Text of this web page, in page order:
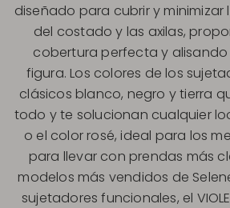
diseñado para cubrir y minimizar
del costado y las axilas,
cobertura perfecta y alisando
figura. Los colores de los
clásicos blanco, negro y tierra
todo y te solucionan cualquier
o el color rosé, ideal para los
para llevar con prendas más
modelos más vendidos de
sujetadores funcionales, el